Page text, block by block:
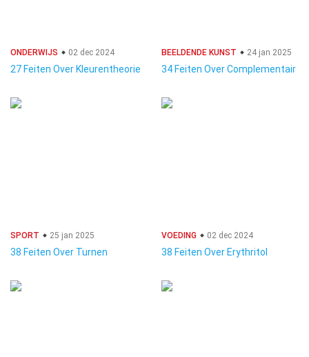
ONDERWIJS 02 dec 2024
27 Feiten Over Kleurentheorie
BEELDENDE KUNST 24 jan 2025
34 Feiten Over Complementair
SPORT 25 jan 2025
38 Feiten Over Turnen
VOEDING 02 dec 2024
38 Feiten Over Erythritol